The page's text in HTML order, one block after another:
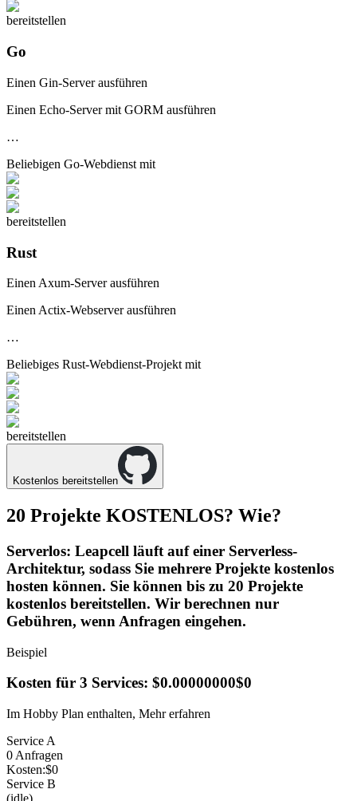
bereitstellen
Go
Einen Gin-Server ausführen
Einen Echo-Server mit GORM ausführen
…
Beliebigen Go-Webdienst mit
bereitstellen
Rust
Einen Axum-Server ausführen
Einen Actix-Webserver ausführen
…
Beliebiges Rust-Webdienst-Projekt mit
bereitstellen
Kostenlos bereitstellen
20 Projekte KOSTENLOS? Wie?
Serverlos: Leapcell läuft auf einer Serverless-
Architektur, sodass Sie mehrere Projekte kostenlos
hosten können. Sie können bis zu 20 Projekte
kostenlos bereitstellen. Wir berechnen nur
Gebühren, wenn Anfragen eingehen.
Beispiel
Kosten für 3 Services: $0.00000000$0
Im Hobby Plan enthalten, Mehr erfahren
Service A
0 Anfragen
Kosten:$0
Service B